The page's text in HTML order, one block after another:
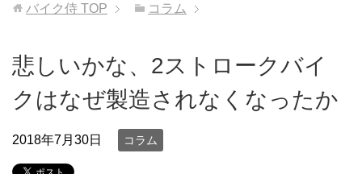
バイク侍 TOP コラム
悲しいかな、2ストロークバイ
クはなぜ製造されなくなったか
2018年7月30日 コラム